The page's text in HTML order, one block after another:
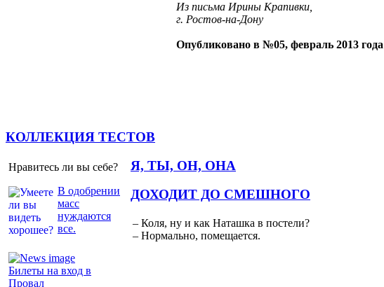
Из письма Ирины Крапивки,
г. Ростов-на-Дону
Опубликовано в №05, февраль 2013 года
КОЛЛЕКЦИЯ ТЕСТОВ
Нравитесь ли вы себе?
В одобрении
масс
нуждаются
все.
Я, ТЫ, ОН, ОНА
Билеты на вход в
Провал
ДОХОДИТ ДО СМЕШНОГО
– Коля, ну и как Наташка в постели?
– Нормально, помещается.